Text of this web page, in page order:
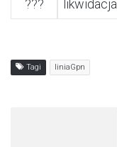
??? likwidacja
Tagi liniaGpn